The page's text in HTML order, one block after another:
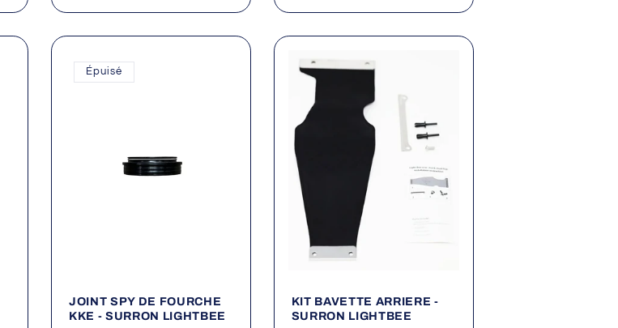
Épuisé
JOINT SPY DE FOURCHE
KKE - SURRON LIGHTBEE
KIT BAVETTE ARRIERE -
SURRON LIGHTBEE